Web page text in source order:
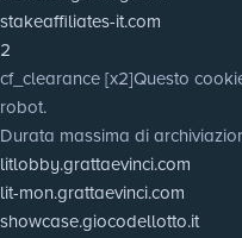
stakeaffiliates-it.com
2
cf_clearance [x2]Questo
robot.
Durata massima di
litlobby.grattaevinci.com
lit-mon.grattaevinci.com
showcase.giocodellotto.it